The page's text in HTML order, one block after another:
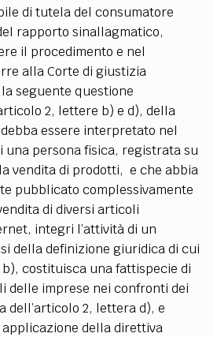
di tutela del consumatore
rapporto sinallagmatico,
il procedimento e nel
alla Corte di giustizia
seguente questione
2, lettere b) e d), della
essere interpretato nel
una persona fisica, registrata su
vendita di prodotti, e che abbia
pubblicato complessivamente
di diversi articoli
integri l’attività di un
della definizione giuridica di cui
costituisca una fattispecie di
delle imprese nei confronti dei
dell’articolo 2, lettera d), e
applicazione della direttiva